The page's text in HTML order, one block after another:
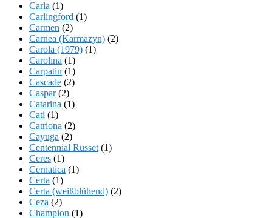
Carla (1)
Carlingford (1)
Carmen (2)
Carnea (Karmazyn) (2)
Carola (1979) (1)
Carolina (1)
Carpatin (1)
Cascade (2)
Caspar(2)
Catarina (1)
Cati (1)
Catriona (2)
Cayuga (2)
Centennial Russet (1)
Ceres (1)
Cernatica (1)
Certa (1)
Certa (weißblühend) (2)
Ceza (2)
Champion (1)